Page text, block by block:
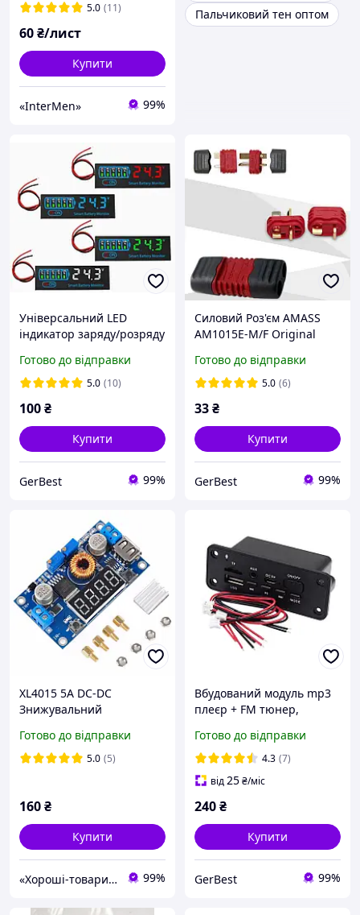
5.0 (11)
60₴/лист
Купити
«InterMen» 99%
Пальчиковий тен оптом
Універсальний LED
індикатор заряду/розряду
LiFePO4 / Pb 7-55V
Готово до відправки
5.0 (10)
100₴
Купити
GerBest 99%
Силовий Роз'єм AMASS
AM1015E-M/F Original
Готово до відправки
5.0 (6)
33₴
Купити
GerBest 99%
XL4015 5A DC-DC
Знижувальний
вольт/ват метром,
регулювання напруги,
Готово до відправки
5.0 (5)
160₴
Купити
«Хороші-товари» інтернет-магазин 99%
Вбудований модуль mp3
плеєр + FM тюнер,
(JQ-D077BT)
Готово до відправки
4.3 (7)
від25₴/міс
240₴
Купити
GerBest 99%